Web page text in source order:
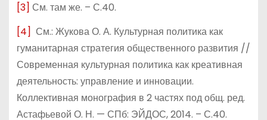
[3] См. там же. – С.40.
[4] См.: Жукова О. А. Культурная политика как
гуманитарная стратегия общественного развития //
Современная культурная политика как креативная
деятельность: управление и инновации.
Коллективная монография в 2 частях под общ. ред.
Астафьевой О. Н. — СПб: ЭЙДОС, 2014. – С.40.